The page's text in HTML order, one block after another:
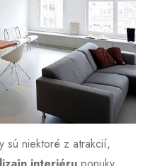
sú niektoré z atrakcií,